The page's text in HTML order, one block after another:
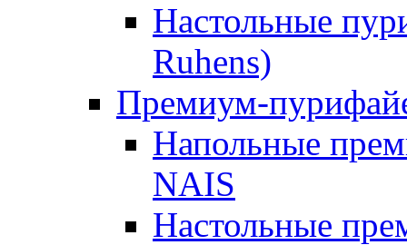
Настольные
Ruhens)
Премиум-
Напольные
NAIS
Настольные